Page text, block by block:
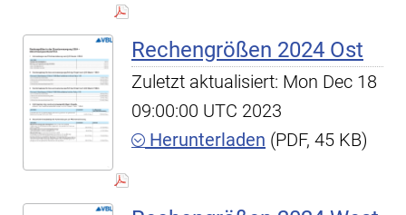
Rechengrößen 2024 Ost
Zuletzt aktualisiert: Mon Dec 18
09:00:00 UTC 2023
Herunterladen (PDF, 45 KB)